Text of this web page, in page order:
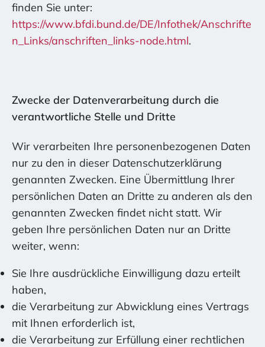
finden Sie unter:
https://www.bfdi.bund.de/DE/Infothek/Anschrifte
n_Links/anschriften_links-node.html.
Zwecke der Datenverarbeitung durch die
verantwortliche Stelle und Dritte
Wir verarbeiten Ihre personenbezogenen Daten
nur zu den in dieser Datenschutzerklärung
genannten Zwecken. Eine Übermittlung Ihrer
persönlichen Daten an Dritte zu anderen als den
genannten Zwecken findet nicht statt. Wir
geben Ihre persönlichen Daten nur an Dritte
weiter, wenn:
Sie Ihre ausdrückliche Einwilligung dazu erteilt
haben,
die Verarbeitung zur Abwicklung eines Vertrags
mit Ihnen erforderlich ist,
die Verarbeitung zur Erfüllung einer rechtlichen